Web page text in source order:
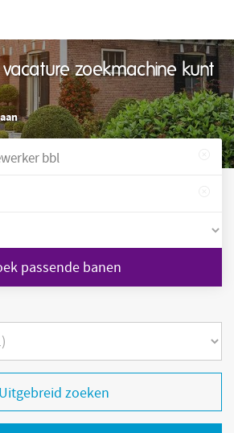
zoekmachine kunt
passende banen
Uitgebreid zoeken